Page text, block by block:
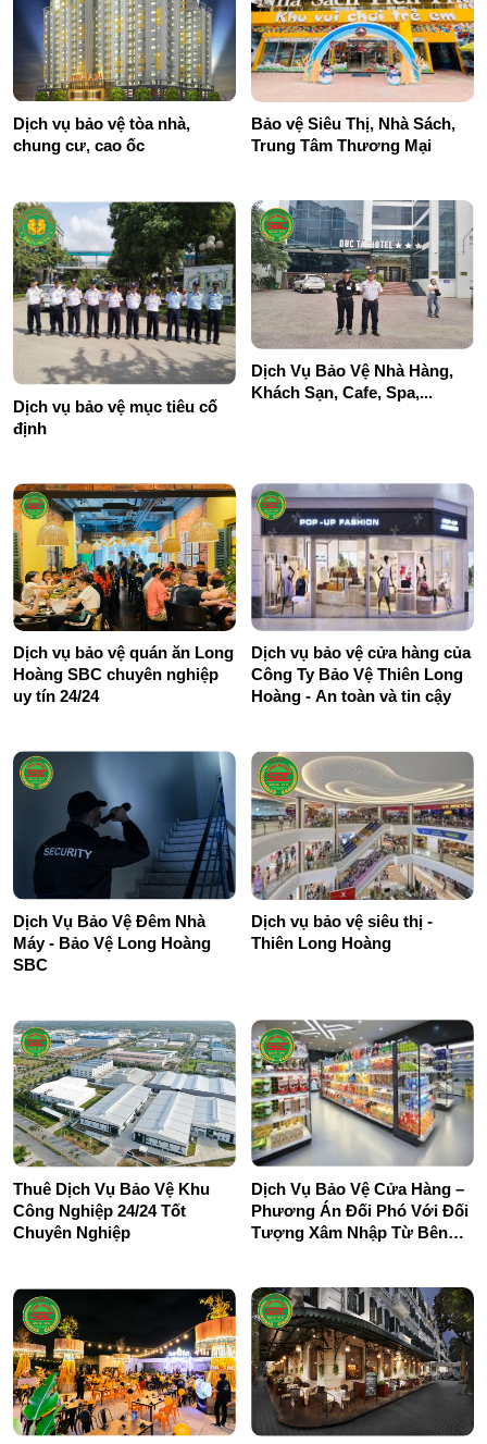
Dịch vụ bảo vệ tòa nhà,
chung cư, cao ốc
Bảo vệ Siêu Thị, Nhà Sách,
Trung Tâm Thương Mại
Dịch vụ bảo vệ mục tiêu cố
định
Dịch Vụ Bảo Vệ Nhà Hàng,
Khách Sạn, Cafe, Spa,...
Dịch vụ bảo vệ quán ăn Long
Hoàng SBC chuyên nghiệp
uy tín 24/24
Dịch vụ bảo vệ cửa hàng của
Công Ty Bảo Vệ Thiên Long
Hoàng - An toàn và tin cậy
Dịch Vụ Bảo Vệ Đêm Nhà
Máy - Bảo Vệ Long Hoàng
SBC
Dịch vụ bảo vệ siêu thị -
Thiên Long Hoàng
Thuê Dịch Vụ Bảo Vệ Khu
Công Nghiệp 24/24 Tốt
Chuyên Nghiệp
Dịch Vụ Bảo Vệ Cửa Hàng –
Phương Án Đối Phó Với Đối
Tượng Xâm Nhập Từ Bên